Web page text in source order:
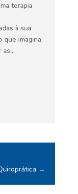
terapia
à sua
que imagina.
as…
→